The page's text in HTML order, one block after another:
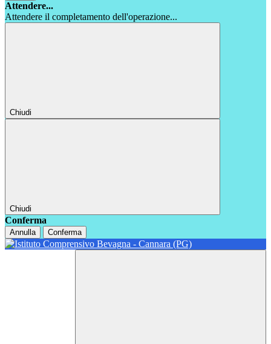
Attendere...
Attendere il completamento dell'operazione...
Chiudi
Chiudi
Conferma
Annulla Conferma